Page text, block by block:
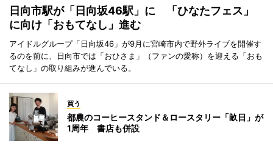
日向市駅が「日向坂46駅」に 「ひなたフェス」
に向け「おもてなし」進む
アイドルグループ「日向坂46」が9月に宮崎市内で野外ライブを開催す
るのを前に、日向市では「おひさま」（ファンの愛称）を迎える「おも
てなし」の取り組みが進んでいる。
買う
都農のコーヒースタンド＆ロースタリー「畝日」が
1周年 書店も併設